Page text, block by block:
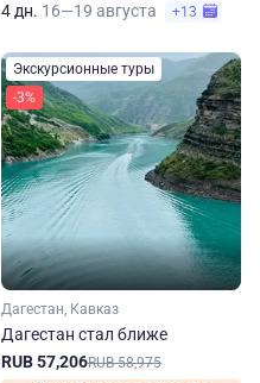
4 дн. 16—19 августа +13
Экскурсионные туры
-3%
Дагестан, Кавказ
Дагестан стал ближе
RUB 57,206RUB 58,975